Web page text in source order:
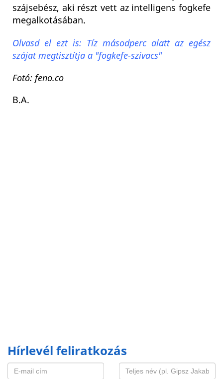
szájsebész, aki részt vett az intelligens fogkefe
megalkotásában.
Olvasd el ezt is: Tíz másodperc alatt az egész
szájat megtisztítja a "fogkefe-szivacs"
Fotó: feno.co
B.A.
Hírlevél feliratkozás